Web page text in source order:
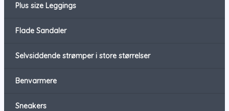
Plus size Leggings
Flade Sandaler
Selvsiddende strømper i store størrelser
Benvarmere
Sneakers